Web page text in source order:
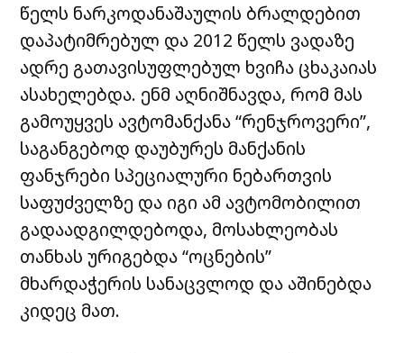
წელს ნარკოდანაშაულის ბრალდებით
დაპატიმრებულ და 2012 წელს ვადაზე
ადრე გათავისუფლებულ ხვიჩა ცხაკაიას
ასახელებდა. ენმ აღნიშნავდა, რომ მას
გამოუყვეს ავტომანქანა “რენჯროვერი”,
საგანგებოდ დაუბურეს მანქანის
ფანჯრები სპეციალური ნებართვის
საფუძველზე და იგი ამ ავტომობილით
გადაადგილდებოდა, მოსახლეობას
თანხას ურიგებდა “ოცნების”
მხარდაჭერის სანაცვლოდ და აშინებდა
კიდეც მათ.